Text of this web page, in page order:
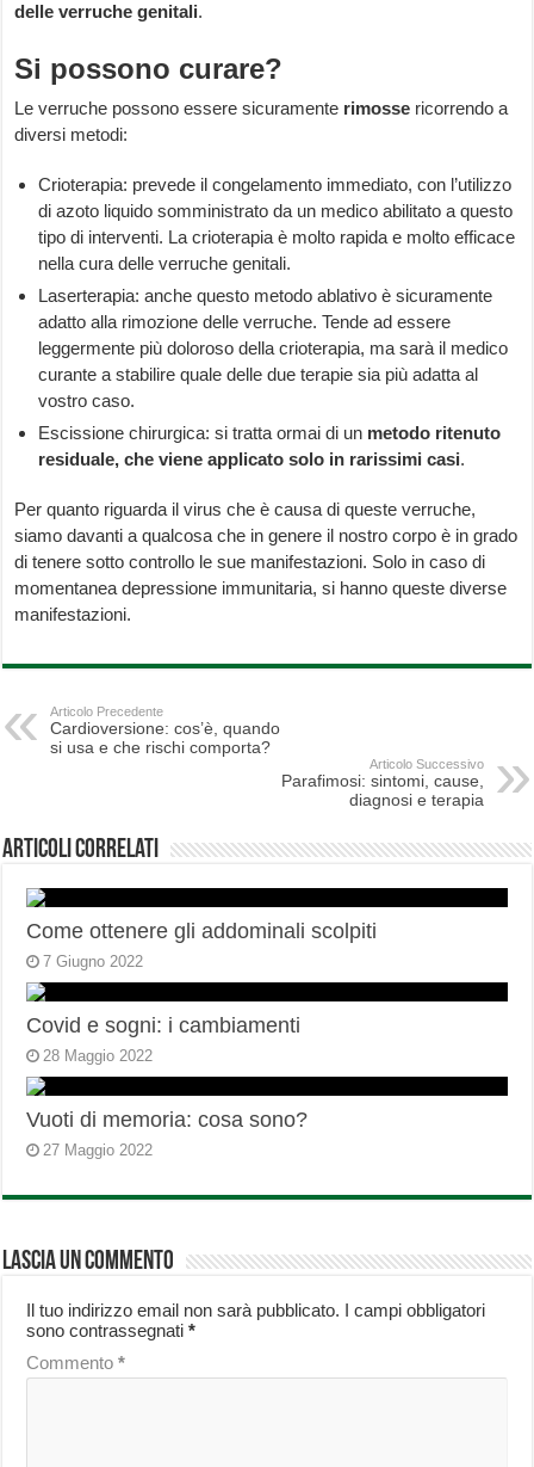
delle verruche genitali.
Si possono curare?
Le verruche possono essere sicuramente rimosse ricorrendo a
diversi metodi:
Crioterapia: prevede il congelamento immediato, con l’utilizzo
di azoto liquido somministrato da un medico abilitato a questo
tipo di interventi. La crioterapia è molto rapida e molto efficace
nella cura delle verruche genitali.
Laserterapia: anche questo metodo ablativo è sicuramente
adatto alla rimozione delle verruche. Tende ad essere
leggermente più doloroso della crioterapia, ma sarà il medico
curante a stabilire quale delle due terapie sia più adatta al
vostro caso.
Escissione chirurgica: si tratta ormai di un metodo ritenuto
residuale, che viene applicato solo in rarissimi casi.
Per quanto riguarda il virus che è causa di queste verruche,
siamo davanti a qualcosa che in genere il nostro corpo è in grado
di tenere sotto controllo le sue manifestazioni. Solo in caso di
momentanea depressione immunitaria, si hanno queste diverse
manifestazioni.
Articolo Precedente
Cardioversione: cos’è, quando
si usa e che rischi comporta?
Articolo Successivo
Parafimosi: sintomi, cause,
diagnosi e terapia
Articoli correlati
Come ottenere gli addominali scolpiti
7 Giugno 2022
Covid e sogni: i cambiamenti
28 Maggio 2022
Vuoti di memoria: cosa sono?
27 Maggio 2022
Lascia un commento
Il tuo indirizzo email non sarà pubblicato. I campi obbligatori
sono contrassegnati*
Commento*